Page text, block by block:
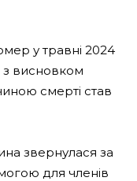
у травні 2024
з висновком
смерті став
звернулася за
для членів